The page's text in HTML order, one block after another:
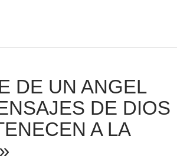
DE UN ANGEL
DE DIOS
A LA